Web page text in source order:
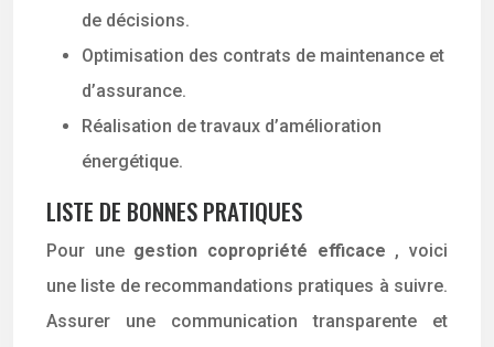
de décisions.
Optimisation des contrats de maintenance et
d’assurance.
Réalisation de travaux d’amélioration
énergétique.
LISTE DE BONNES PRATIQUES
Pour une gestion copropriété efficace , voici
une liste de recommandations pratiques à suivre.
Assurer une communication transparente et